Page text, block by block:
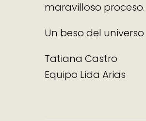
maravilloso proceso.
Un beso del universo
Tatiana Castro
Equipo Lida Arias